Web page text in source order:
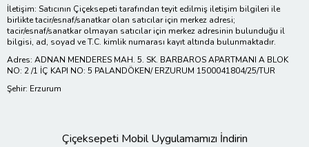
İletişim: Satıcının Çiçeksepeti tarafından teyit edilmiş iletişim bilgileri ile
birlikte tacir/esnaf/sanatkar olan satıcılar için merkez adresi;
tacir/esnaf/sanatkar olmayan satıcılar için merkez adresinin bulunduğu il
bilgisi, ad, soyad ve T.C. kimlik numarası kayıt altında bulunmaktadır.
Adres: ADNAN MENDERES MAH. 5. SK. BARBAROS APARTMANI A BLOK
NO: 2 /1 İÇ KAPI NO: 5 PALANDÖKEN/ ERZURUM 1500041804/25/TUR
Şehir: Erzurum
Çiçeksepeti Mobil Uygulamamızı İndirin